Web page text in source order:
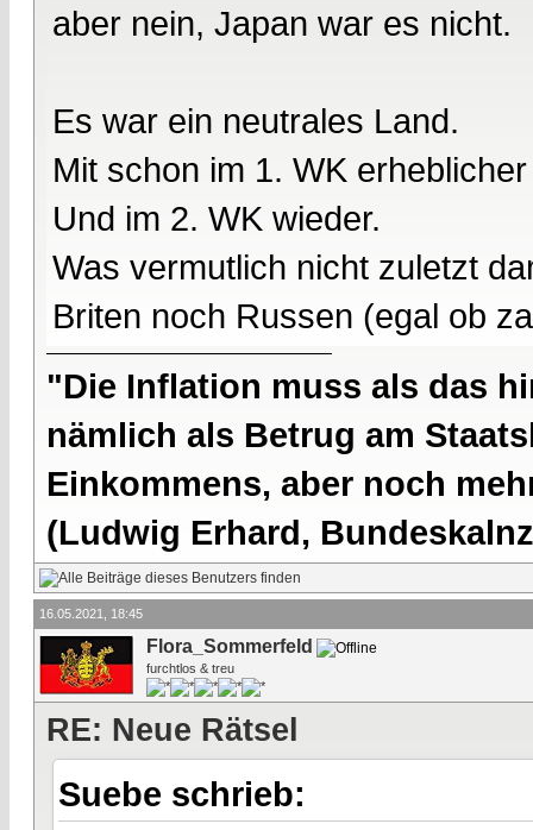
aber nein, Japan war es nicht.
Es war ein neutrales Land.
Mit schon im 1. WK
Und im 2. WK wieder.
Was vermutlich nicht zuletzt
Briten noch Russen (egal ob
"Die Inflation muss als das
nämlich als Betrug am
Einkommens, aber noch
(Ludwig Erhard,
16.05.2021, 18:45
Flora_Sommerfeld
furchtlos & treu
RE: Neue Rätsel
Suebe schrieb: